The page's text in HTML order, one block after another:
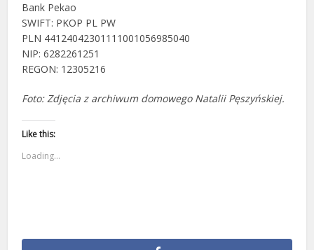
Bank Pekao
SWIFT: PKOP PL PW
PLN 44124042301111001056985040
NIP: 6282261251
REGON: 12305216
Foto: Zdjęcia z archiwum domowego Natalii Pęszyńskiej.
Like this:
Loading...